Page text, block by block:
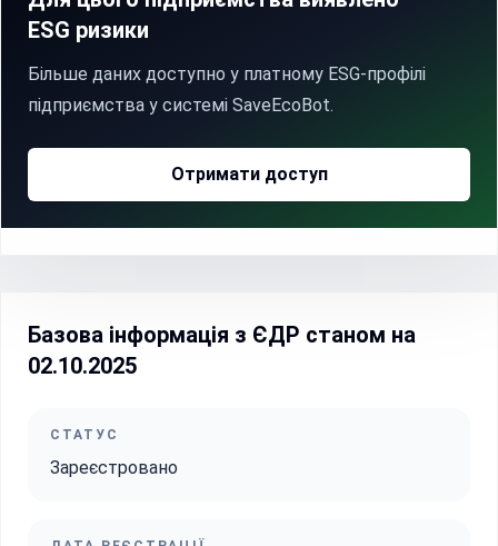
ESG ризики
Більше даних доступно у платному ESG-профілі
підприємства у системі SaveEcoBot.
Отримати доступ
Базова інформація з ЄДР станом на
02.10.2025
СТАТУС
Зареєстровано